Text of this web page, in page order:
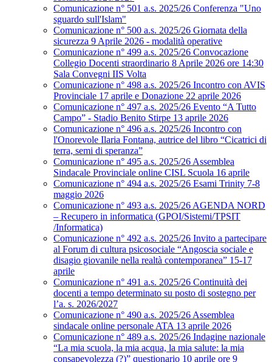
Comunicazione n° 501 a.s. 2025/26 Conferenza "Uno
sguardo sull'Islam"
Comunicazione n° 500 a.s. 2025/26 Giornata della
sicurezza 9 Aprile 2026 - modalità operative
Comunicazione n° 499 a.s. 2025/26 Convocazione
Collegio Docenti straordinario 8 Aprile 2026 ore 14:30
Sala Convegni IIS Volta
Comunicazione n° 498 a.s. 2025/26 Incontro con AVIS
Provinciale 17 aprile e Donazione 22 aprile 2026
Comunicazione n° 497 a.s. 2025/26 Evento “A Tutto
Campo” - Stadio Benito Stirpe 13 aprile 2026
Comunicazione n° 496 a.s. 2025/26 Incontro con
l'Onorevole Ilaria Fontana, autrice del libro “Cicatrici di
terra, semi di speranza”
Comunicazione n° 495 a.s. 2025/26 Assemblea
Sindacale Provinciale online CISL Scuola 16 aprile
Comunicazione n° 494 a.s. 2025/26 Esami Trinity 7-8
maggio 2026
Comunicazione n° 493 a.s. 2025/26 AGENDA NORD
– Recupero in informatica (GPOI/Sistemi/TPSIT
/Informatica)
Comunicazione n° 492 a.s. 2025/26 Invito a partecipare
al Forum di cultura psicosociale “Angoscia sociale e
disagio giovanile nella realtà contemporanea” 15-17
aprile
Comunicazione n° 491 a.s. 2025/26 Continuità dei
docenti a tempo determinato su posto di sostegno per
l’a. s. 2026/2027
Comunicazione n° 490 a.s. 2025/26 Assemblea
sindacale online personale ATA 13 aprile 2026
Comunicazione n° 489 a.s. 2025/26 Indagine nazionale
“La mia scuola, la mia acqua, la mia salute: la mia
consapevolezza (?)” questionario 10 aprile ore 9